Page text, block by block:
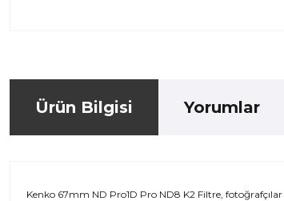
Ürün Bilgisi Yorumlar
Kenko 67mm ND Pro1D Pro ND8 K2 Filtre,